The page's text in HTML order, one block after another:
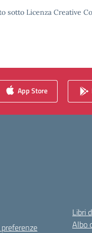
sotto Licenza Creative
App Store
Libri
Albo